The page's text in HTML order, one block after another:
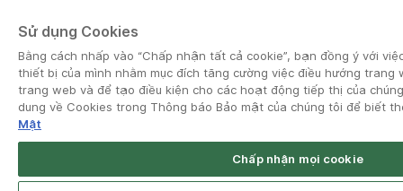
Grab for Android
Sử dụng Cookies
Bằng cách nhấp vào “Chấp nhận tất cả cookie”, bạn đồng ý với
thiết bị của mình nhằm mục đích tăng cường việc điều hướng trang
trang web và để tạo điều kiện cho các hoạt động tiếp thị của
dung về Cookies trong Thông báo Bảo mật của chúng tôi để biết
Mật
Chấp nhận mọi cookie